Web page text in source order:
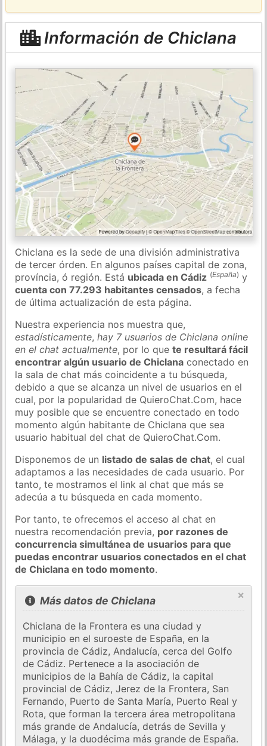
Información de Chiclana
Chiclana es la sede de una división administrativa
de tercer órden. En algunos países capital de zona,
província, ó región. Está ubicada en Cádiz (España) y
cuenta con 77.293 habitantes censados, a fecha
de última actualización de esta página.
Nuestra experiencia nos muestra que,
estadísticamente,hay 7 usuarios de Chiclana online
en el chat actualmente, por lo quete resultará fácil
encontrar algún usuario de Chiclana conectado en
la sala de chat más coincidente a tu búsqueda,
debido a que se alcanza un nivel de usuarios en el
cual, por la popularidad de QuieroChat.Com, hace
muy posible que se encuentre conectado en todo
momento algún habitante de Chiclana que sea
usuario habitual del chat de QuieroChat.Com.
Disponemos de un listado de salas de chat, el cual
adaptamos a las necesidades de cada usuario. Por
tanto, te mostramos el link al chat que más se
adecúa a tu búsqueda en cada momento.
Por tanto, te ofrecemos el acceso al chat en
nuestra recomendación previa, por razones de
concurrencia simultánea de usuarios para que
puedas encontrar usuarios conectados en el chat
de Chiclana en todo momento.
×
Más datos de Chiclana
Chiclana de la Frontera es una ciudad y
municipio en el suroeste de España, en la
provincia de Cádiz, Andalucía, cerca del Golfo
de Cádiz. Pertenece a la asociación de
municipios de la Bahía de Cádiz, la capital
provincial de Cádiz, Jerez de la Frontera, San
Fernando, Puerto de Santa María, Puerto Real y
Rota, que forman la tercera área metropolitana
más grande de Andalucía, detrás de Sevilla y
Málaga, y la duodécima más grande de España.